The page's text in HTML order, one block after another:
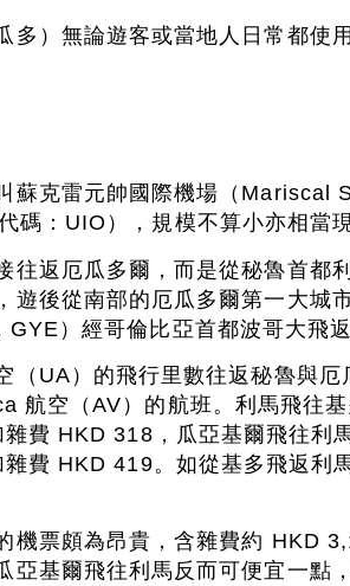
多）無論遊客或當地人日常都使
蘇克雷元帥國際機場（Mariscal
碼：UIO），規模不算小亦相當現
往返厄瓜多爾，而是從秘魯首都
遊後從南部的厄瓜多爾第一大城
GYE）經哥倫比亞首都波哥大飛返
（UA）的飛行里數往返秘魯與厄
航空（AV）的航班。利馬飛往
費 HKD 318，瓜亞基爾飛往利
費 HKD 419。如從基多飛返利
機票頗為昂貴，含雜費約 HKD
亞基爾飛往利馬反而可便宜一點